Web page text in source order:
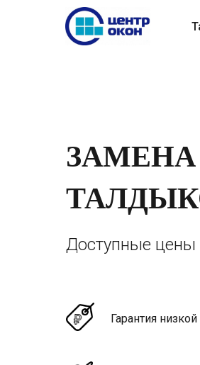
Гарантия
Доступные цены